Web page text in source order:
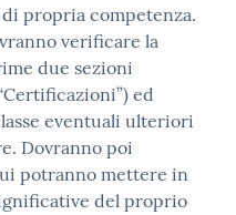
propria competenza.
verificare la
due sezioni
ed
eventuali ulteriori
Dovranno poi
potranno mettere in
del proprio